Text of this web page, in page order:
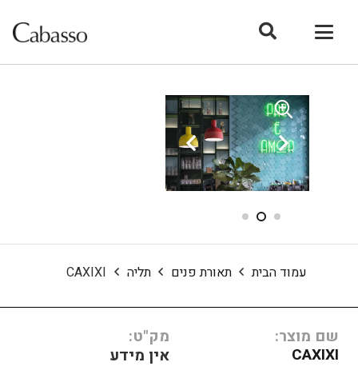
עמוד הבית תאורת פנים תליה CAXIXI
שם מוצר:
CAXIXI
מק"ט:
אין מידע